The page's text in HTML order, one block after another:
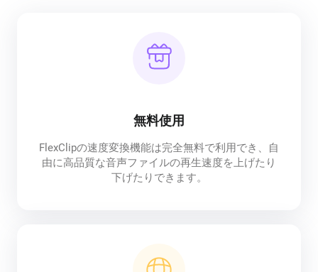
無料使用
FlexClipの速度変換機能は完全無料で利用でき、自
由に高品質な音声ファイルの再生速度を上げたり
下げたりできます。